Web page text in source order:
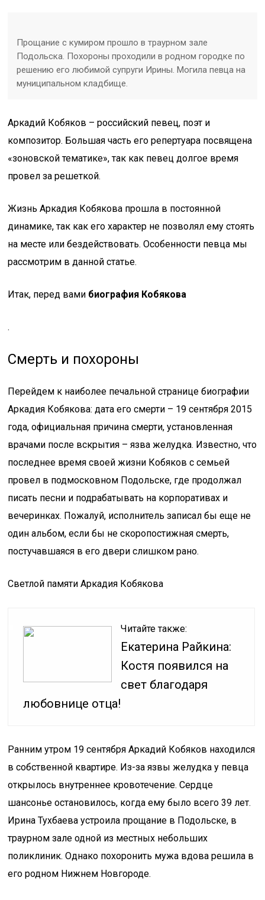
Прощание с кумиром прошло в траурном зале
Подольска. Похороны проходили в родном городке по
решению его любимой супруги Ирины. Могила певца на
муниципальном кладбище.
Аркадий Кобяков – российский певец, поэт и
композитор. Большая часть его репертуара посвящена
«зоновской тематике», так как певец долгое время
провел за решеткой.
Жизнь Аркадия Кобякова прошла в постоянной
динамике, так как его характер не позволял ему стоять
на месте или бездействовать. Особенности певца мы
рассмотрим в данной статье.
Итак, перед вами биография Кобякова
.
Смерть и похороны
Перейдем к наиболее печальной странице биографии
Аркадия Кобякова: дата его смерти – 19 сентября 2015
года, официальная причина смерти, установленная
врачами после вскрытия – язва желудка. Известно, что
последнее время своей жизни Кобяков с семьей
провел в подмосковном Подольске, где продолжал
писать песни и подрабатывать на корпоративах и
вечеринках. Пожалуй, исполнитель записал бы еще не
один альбом, если бы не скоропостижная смерть,
постучавшаяся в его двери слишком рано.
Светлой памяти Аркадия Кобякова
Читайте также:
Екатерина Райкина:
Костя появился на
свет благодаря
любовнице отца!
Ранним утром 19 сентября Аркадий Кобяков находился
в собственной квартире. Из-за язвы желудка у певца
открылось внутреннее кровотечение. Сердце
шансонье остановилось, когда ему было всего 39 лет.
Ирина Тухбаева устроила прощание в Подольске, в
траурном зале одной из местных небольших
поликлиник. Однако похоронить мужа вдова решила в
его родном Нижнем Новгороде.